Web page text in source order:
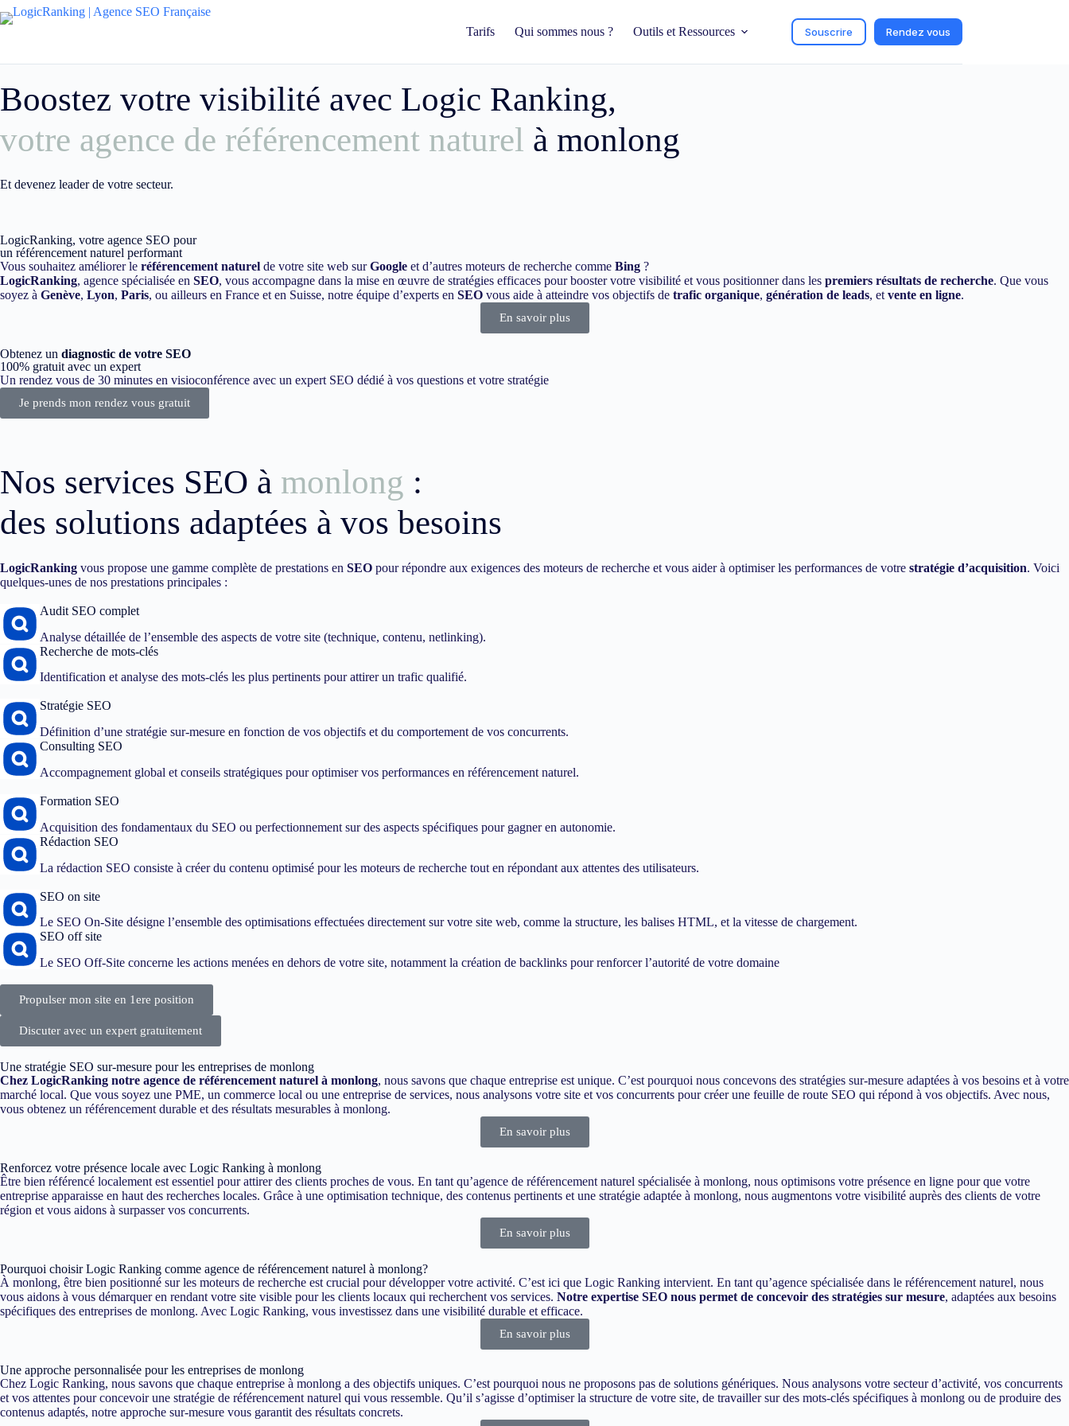
Tarifs Qui sommes nous ? Outils et Ressources Souscrire Rendez vous
Boostez votre visibilité avec Logic Ranking,
votre agence de référencement naturel à monlong
Et devenez leader de votre secteur.
LogicRanking, votre agence SEO pour
un référencement naturel performant
Vous souhaitez améliorer le référencement naturel de votre site web surGoogle et d’autres moteurs de recherche comme Bing ?
LogicRanking, agence spécialisée en SEO, vous accompagne dans la mise en œuvre de stratégies efficaces pour booster votre visibilité et vous positionner dans les premiers résultats de recherche. Que vous
soyez à Genève, Lyon, Paris, ou ailleurs en France et en Suisse, notre équipe d’experts en SEO vous aide à atteindre vos objectifs de trafic organique, génération de leads, et vente en ligne.
En savoir plus
Obtenez un diagnostic de votre SEO
100% gratuit avec un expert
Un rendez vous de 30 minutes en visioconférence avec un expert SEO dédié à vos questions et votre stratégie
Je prends mon rendez vous gratuit
Nos services SEO à monlong :
des solutions adaptées à vos besoins
LogicRanking vous propose une gamme complète de prestations en SEO pour répondre aux exigences des moteurs de recherche et vous aider à optimiser les performances de votre stratégie d’acquisition. Voici
quelques-unes de nos prestations principales :
Audit SEO complet
Analyse détaillée de l’ensemble des aspects de votre site (technique, contenu, netlinking).
Recherche de mots-clés
Identification et analyse des mots-clés les plus pertinents pour attirer un trafic qualifié.
Stratégie SEO
Définition d’une stratégie sur-mesure en fonction de vos objectifs et du comportement de vos concurrents.
Consulting SEO
Accompagnement global et conseils stratégiques pour optimiser vos performances en référencement naturel.
Formation SEO
Acquisition des fondamentaux du SEO ou perfectionnement sur des aspects spécifiques pour gagner en autonomie.
Rédaction SEO
La rédaction SEO consiste à créer du contenu optimisé pour les moteurs de recherche tout en répondant aux attentes des utilisateurs.
SEO on site
Le SEO On-Site désigne l’ensemble des optimisations effectuées directement sur votre site web, comme la structure, les balises HTML, et la vitesse de chargement.
SEO off site
Le SEO Off-Site concerne les actions menées en dehors de votre site, notamment la création de backlinks pour renforcer l’autorité de votre domaine
Propulser mon site en 1ere position
Discuter avec un expert gratuitement
Une stratégie SEO sur-mesure pour les entreprises de monlong
Chez LogicRanking notre agence de référencement naturel à monlong, nous savons que chaque entreprise est unique. C’est pourquoi nous concevons des stratégies sur-mesure adaptées à vos besoins et à votre
marché local. Que vous soyez une PME, un commerce local ou une entreprise de services, nous analysons votre site et vos concurrents pour créer une feuille de route SEO qui répond à vos objectifs. Avec nous,
vous obtenez un référencement durable et des résultats mesurables à monlong.
En savoir plus
Renforcez votre présence locale avec Logic Ranking à monlong
Être bien référencé localement est essentiel pour attirer des clients proches de vous. En tant qu’agence de référencement naturel spécialisée à monlong, nous optimisons votre présence en ligne pour que votre
entreprise apparaisse en haut des recherches locales. Grâce à une optimisation technique, des contenus pertinents et une stratégie adaptée à monlong, nous augmentons votre visibilité auprès des clients de votre
région et vous aidons à surpasser vos concurrents.
En savoir plus
Pourquoi choisir Logic Ranking comme agence de référencement naturel à monlong?
À monlong, être bien positionné sur les moteurs de recherche est crucial pour développer votre activité. C’est ici que Logic Ranking intervient. En tant qu’agence spécialisée dans le référencement naturel, nous
vous aidons à vous démarquer en rendant votre site visible pour les clients locaux qui recherchent vos services. Notre expertise SEO nous permet de concevoir des stratégies sur mesure, adaptées aux besoins
spécifiques des entreprises de monlong. Avec Logic Ranking, vous investissez dans une visibilité durable et efficace.
En savoir plus
Une approche personnalisée pour les entreprises de monlong
Chez Logic Ranking, nous savons que chaque entreprise à monlong a des objectifs uniques. C’est pourquoi nous ne proposons pas de solutions génériques. Nous analysons votre secteur d’activité, vos concurrents
et vos attentes pour concevoir une stratégie de référencement naturel qui vous ressemble. Qu’il s’agisse d’optimiser la structure de votre site, de travailler sur des mots-clés spécifiques à monlong ou de produire des
contenus adaptés, notre approche sur-mesure vous garantit des résultats concrets.